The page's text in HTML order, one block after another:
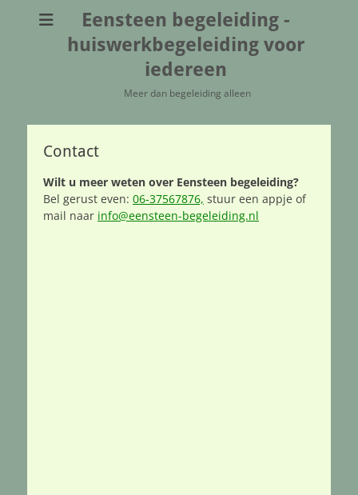
Eensteen begeleiding -
huiswerkbegeleiding voor
iedereen
Meer dan begeleiding alleen
Contact
Wilt u meer weten over Eensteen begeleiding?
Bel gerust even: 06‑37567876, stuur een appje of
mail naar info@eensteen-begeleiding.nl